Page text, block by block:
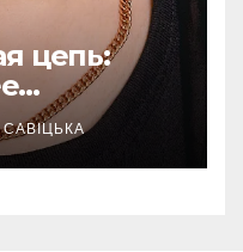
цепь:
выбору